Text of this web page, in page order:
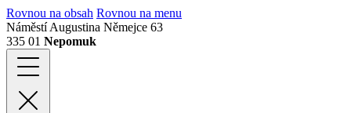
Rovnou na obsah Rovnou na menu
Náměstí Augustina Němejce 63
335 01 Nepomuk